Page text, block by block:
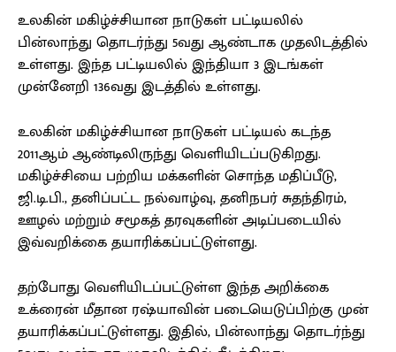
உலகின் மகிழ்ச்சியான நாடுகள் பட்டியலில்
பின்லாந்து தொடர்ந்து 5வது ஆண்டாக முதலிடத்தில்
உள்ளது. இந்த பட்டியலில் இந்தியா 3 இடங்கள்
முன்னேறி 136வது இடத்தில் உள்ளது.
உலகின் மகிழ்ச்சியான நாடுகள் பட்டியல் கடந்த
2011ஆம் ஆண்டிலிருந்து வெளியிடப்படுகிறது.
மகிழ்ச்சியை பற்றிய மக்களின் சொந்த மதிப்பீடு,
ஜி.டி.பி., தனிப்பட்ட நல்வாழ்வு, தனிநபர் சுதந்திரம்,
ஊழல் மற்றும் சமூகத் தரவுகளின் அடிப்படையில்
இவ்வறிக்கை தயாரிக்கப்பட்டுள்ளது.
தற்போது வெளியிடப்பட்டுள்ள இந்த அறிக்கை
உக்ரைன் மீதான ரஷ்யாவின் படையெடுப்பிற்கு முன்
தயாரிக்கப்பட்டுள்ளது. இதில், பின்லாந்து தொடர்ந்து